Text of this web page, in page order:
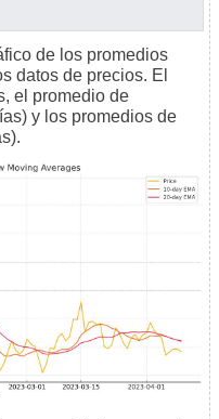
de los promedios
datos de precios. El
el promedio de
y los promedios de